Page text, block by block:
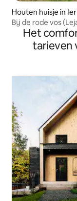
Houten huisje in
Bij de rode vos
Het
tarieven